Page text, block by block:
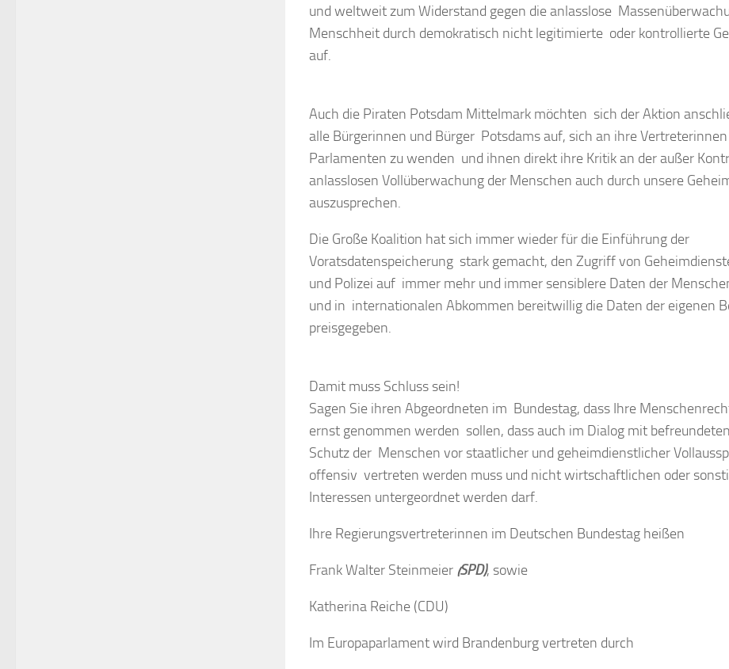
und weltweit zum Widerstand gegen die anlasslose
Menschheit durch demokratisch nicht legitimierte oder kontrollierte
auf.
Auch die Piraten Potsdam Mittelmark möchten sich der Aktion
alle Bürgerinnen und Bürger Potsdams auf, sich an ihre
Parlamenten zu wenden und ihnen direkt ihre Kritik an der außer
anlasslosen Vollüberwachung der Menschen auch durch unsere
auszusprechen.
Die Große Koalition hat sich immer wieder für die Einführung der
Voratsdatenspeicherung stark gemacht, den Zugriff von
und Polizei auf immer mehr und immer sensiblere Daten der
und in internationalen Abkommen bereitwillig die Daten der eigenen
preisgegeben.
Damit muss Schluss sein!
Sagen Sie ihren Abgeordneten im Bundestag, dass Ihre
ernst genommen werden sollen, dass auch im Dialog mit
Schutz der Menschen vor staatlicher und geheimdienstlicher
offensiv vertreten werden muss und nicht wirtschaftlichen oder
Interessen untergeordnet werden darf.
Ihre Regierungsvertreterinnen im Deutschen Bundestag heißen
Frank Walter Steinmeier (SPD), sowie
Katherina Reiche (CDU)
Im Europaparlamentwird Brandenburg vertreten durch